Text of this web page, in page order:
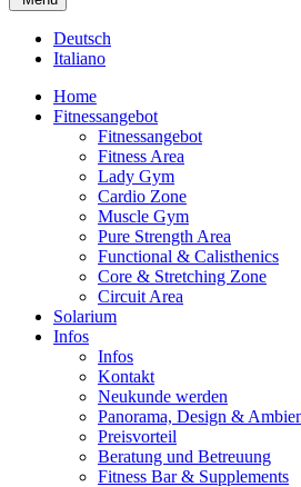
Deutsch
Italiano
Home
Fitnessangebot
Fitnessangebot
Fitness Area
Lady Gym
Cardio Zone
Muscle Gym
Pure Strength Area
Functional & Calisthenics
Core & Stretching Zone
Circuit Area
Solarium
Infos
Infos
Kontakt
Neukunde werden
Panorama, Design &
Preisvorteil
Beratung und Betreuung
Fitness Bar & Supplements